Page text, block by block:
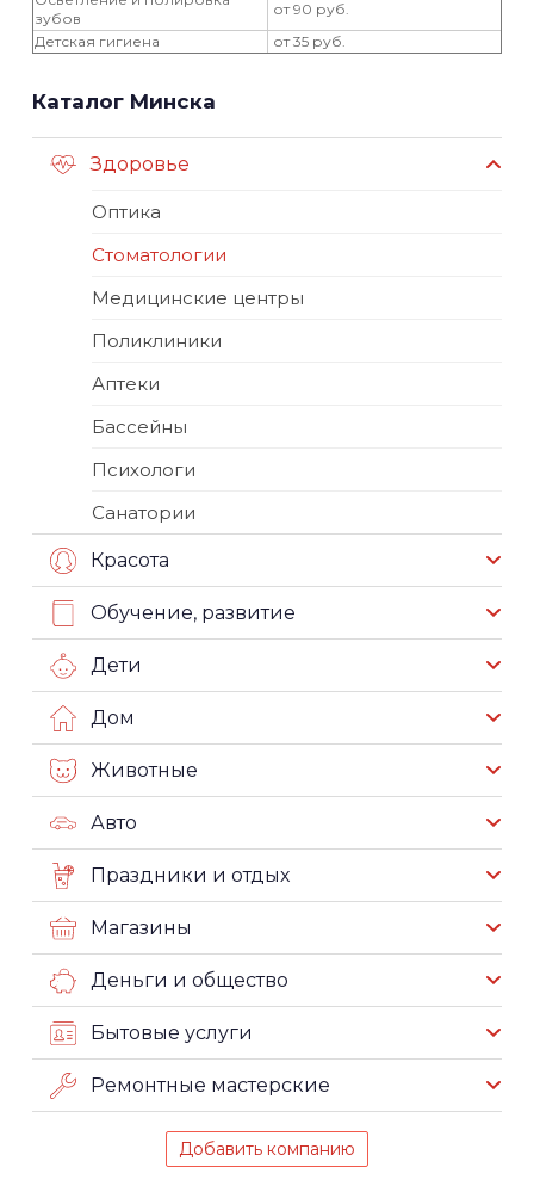
зубов
от 90 руб.
Детская гигиена
от 35 руб.
Каталог Минска
Здоровье
Оптика
Стоматологии
Медицинские центры
Поликлиники
Аптеки
Бассейны
Психологи
Санатории
Красота
Обучение, развитие
Дети
Дом
Животные
Авто
Праздники и отдых
Магазины
Деньги и общество
Бытовые услуги
Ремонтные мастерские
Добавить компанию